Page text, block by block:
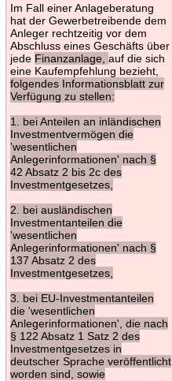
Im Fall einer Anlageberatung
hat der Gewerbetreibende dem
Anleger rechtzeitig vor dem
Abschluss eines Geschäfts über
jede Finanzanlage, auf die sich
eine Kaufempfehlung bezieht,
folgendes Informationsblatt zur
Verfügung zu stellen:
1. bei Anteilen an inländischen
Investmentvermögen die
'wesentlichen
Anlegerinformationen' nach §
42 Absatz 2 bis 2c des
Investmentgesetzes,
2. bei ausländischen
Investmentanteilen die
'wesentlichen
Anlegerinformationen' nach §
137 Absatz 2 des
Investmentgesetzes,
3. bei EU-Investmentanteilen
die 'wesentlichen
Anlegerinformationen', die nach
§ 122 Absatz 1 Satz 2 des
Investmentgesetzes in
deutscher Sprache veröffentlicht
worden sind, sowie